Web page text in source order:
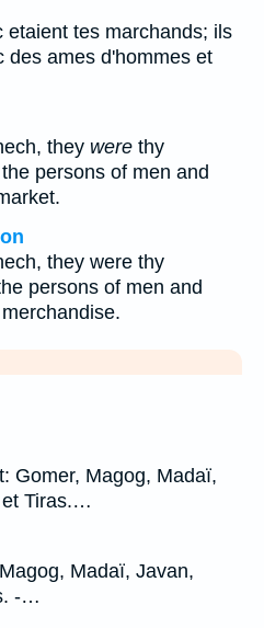
etaient tes marchands; ils
des ames d'hommes et
they were thy
persons of men and
they were thy
persons of men and
Gomer, Magog, Madaï,
et Tiras.…
Madaï, Javan,
-…